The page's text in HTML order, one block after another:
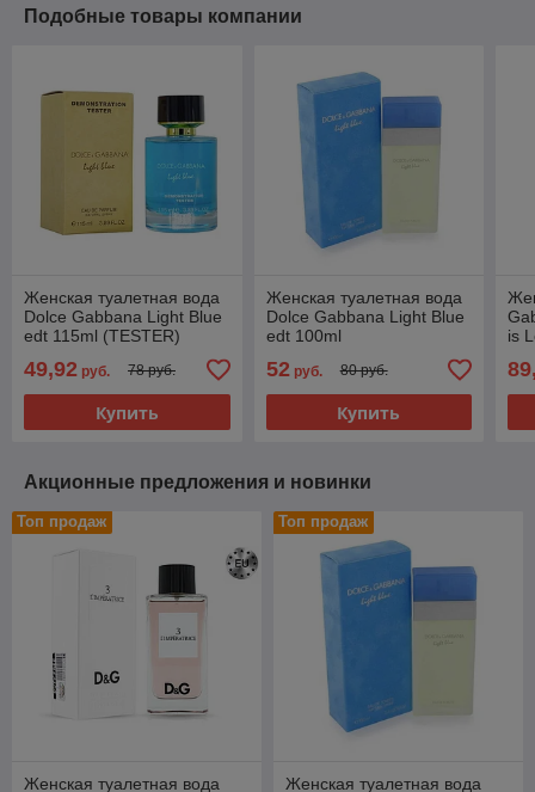
Подобные товары компании
Женская туалетная вода
Dolce Gabbana Light Blue
edt 115ml (TESTER)
49,92 руб. 78 руб.
Купить
Женская туалетная вода
Dolce Gabbana Light Blue
edt 100ml
52руб. 80 руб.
Купить
is
Акционные предложения и новинки
Топ продаж
Женская туалетная вода
Топ продаж
Женская туалетная вода